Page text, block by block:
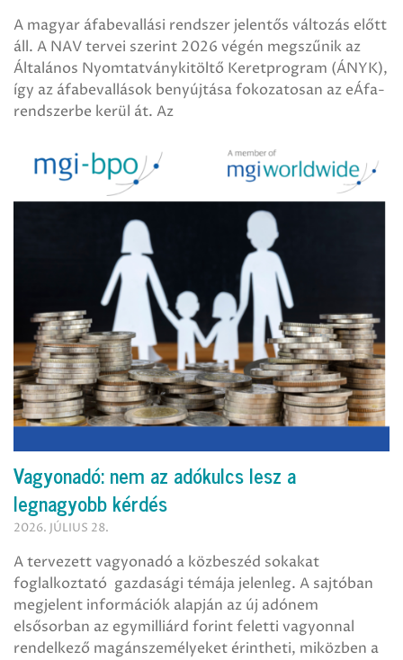
A magyar áfabevallási rendszer jelentős változás előtt
áll. A NAV tervei szerint 2026 végén megszűnik az
Általános Nyomtatványkitöltő Keretprogram (ÁNYK),
így az áfabevallások benyújtása fokozatosan az eÁfa-
rendszerbe kerül át. Az
Vagyonadó: nem az adókulcs lesz a
legnagyobb kérdés
2026. JÚLIUS 28.
A tervezett vagyonadó a közbeszéd sokakat
foglalkoztató gazdasági témája jelenleg. A sajtóban
megjelent információk alapján az új adónem
elsősorban az egymilliárd forint feletti vagyonnal
rendelkező magánszemélyeket érintheti, miközben a